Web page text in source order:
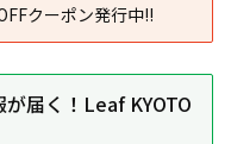
クーポン発行中!!
届く！Leaf KYOTO